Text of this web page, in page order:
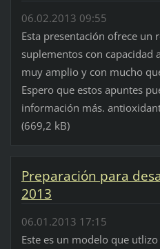
06.02.2013 09:55
Esta presentación ofrece un
suplementos con capacidad
muy amplio y con mucho
Espero que estos apuntes
información más.
(669,2 kB)
Preparación para
2013
06.01.2013 17:15
Este es un modelo que